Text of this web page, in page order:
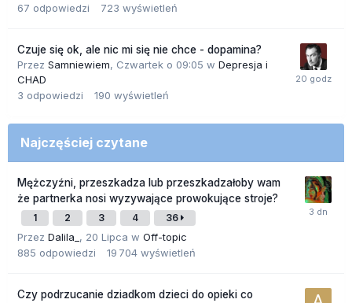
67 odpowiedzi 723 wyświetleń
Czuje się ok, ale nic mi się nie chce - dopamina?
Przez Samniewiem, Czwartek o 09:05 w Depresja i
CHAD
3 odpowiedzi 190 wyświetleń
Najczęściej czytane
Mężczyźni, przeszkadza lub przeszkadzałoby wam
że partnerka nosi wyzywające prowokujące stroje?
1 2 3 4 36
Przez Dalila_ , 20 Lipca w Off-topic
885 odpowiedzi 19 704 wyświetleń
Czy podrzucanie dziadkom dzieci do opieki co